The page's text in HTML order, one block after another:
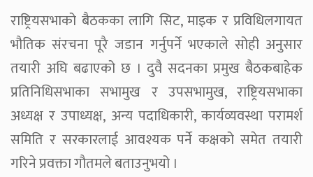
राष्ट्रियसभाको बैठकका लागि सिट, माइक र प्रविधिलगायत
भौतिक संरचना पूरै जडान गर्नुपर्ने भएकाले सोही अनुसार
तयारी अघि बढाएको छ । दुवै सदनका प्रमुख बैठकबाहेक
प्रतिनिधिसभाका सभामुख र उपसभामुख, राष्ट्रियसभाका
अध्यक्ष र उपाध्यक्ष, अन्य पदाधिकारी, कार्यव्यवस्था परामर्श
समिति र सरकारलाई आवश्यक पर्ने कक्षको समेत तयारी
गरिने प्रवक्ता गौतमले बताउनुभयो ।